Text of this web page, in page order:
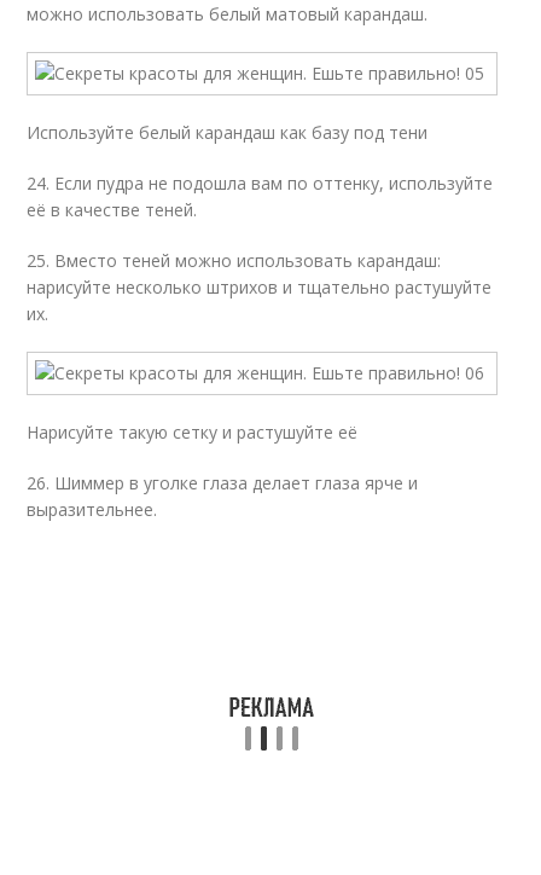
можно использовать белый матовый карандаш.
Используйте белый карандаш как базу под тени
24. Если пудра не подошла вам по оттенку, используйте
её в качестве теней.
25. Вместо теней можно использовать карандаш:
нарисуйте несколько штрихов и тщательно растушуйте
их.
Нарисуйте такую сетку и растушуйте её
26. Шиммер в уголке глаза делает глаза ярче и
выразительнее.